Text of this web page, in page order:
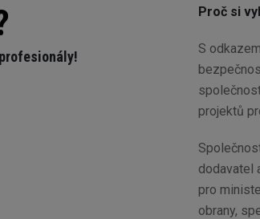
Proč si
S
projektů
dodavatel
pro
obrany,